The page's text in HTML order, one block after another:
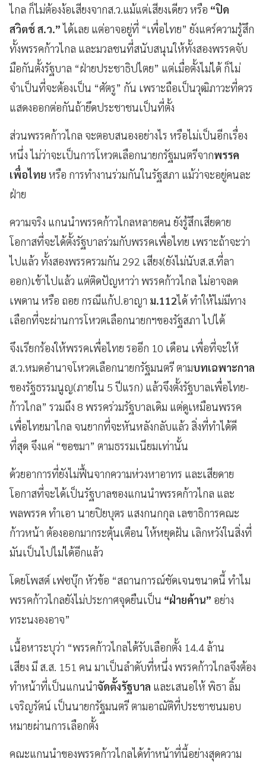
ไกล ก็ไม่ต้องง้อเสียงจากส.ว.แม้แต่เสียงเดียว หรือ “ปิด
สวิตช์ ส.ว.”ได้เลย แต่อาจอยู่ที่ “เพื่อไทย” ยังแคร์ความรู้สึก
ทั้งพรรคก้าวไกล และมวลชนที่สนับสนุนให้ทั้งสองพรรคจับ
มือกันตั้งรัฐบาล “ฝ่ายประชาธิปไตย” แต่เมื่อตั้งไม่ได้ ก็ไม่
จำเป็นที่จะต้องเป็น “ศัตรู” กัน เพราะถือเป็นวุฒิภาวะที่ควร
แสดงออกต่อกันถ้ายึดประชาชนเป็นที่ตั้ง
ส่วนพรรคก้าวไกล จะตอบสนองอย่างไร หรือไม่เป็นอีกเรื่อง
หนึ่ง ไม่ว่าจะเป็นการโหวตเลือกนายกรัฐมนตรีจากพรรค
เพื่อไทย หรือ การทำงานร่วมกันในรัฐสภา แม้ว่าจะอยู่คนละ
ฝ่าย
ความจริง แกนนำพรรคก้าวไกลหลายคน ยังรู้สึกเสียดาย
โอกาสที่จะได้ตั้งรัฐบาลร่วมกับพรรคเพื่อไทย เพราะถ้าจะว่า
ไปแล้ว ทั้งสองพรรครวมกัน 292 เสียง(ยังไม่นับส.ส.ที่ลา
ออก)เข้าไปแล้ว แต่ติดปัญหาว่า พรรคก้าวไกล ไม่อาจลด
เพดาน หรือ ถอย กรณีแก้ป.อาญา ม.112ได้ ทำให้ไม่มีทาง
เลือกที่จะผ่านการโหวตเลือกนายกฯของรัฐสภา ไปได้
จึงเรียกร้องให้พรรคเพื่อไทย รออีก 10 เดือน เพื่อที่จะให้
ส.ว.หมดอำนาจโหวตเลือกนายกรัฐมนตรี ตามบทเฉพาะกาล
ของรัฐธรรมนูญ(ภายใน 5 ปีแรก) แล้วจึงตั้งรัฐบาลเพื่อไทย-
ก้าวไกล” รวมถึง 8 พรรคร่วมรัฐบาลเดิม แต่ดูเหมือนพรรค
เพื่อไทยมาไกล จนยากที่จะหันหลังกลับแล้ว สิ่งที่ทำได้ดี
ที่สุด จึงแค่ “ขอขมา” ตามธรรมเนียมเท่านั้น
ด้วยอาการที่ยังไม่ฟื้นจากความห่วงหาอาทร และเสียดาย
โอกาสที่จะได้เป็นรัฐบาลของแกนนำพรรคก้าวไกล และ
พลพรรค ทำเอา นายปิยบุตร แสงกนกกุล เลขาธิการคณะ
ก้าวหน้า ต้องออกมากระตุ้นเตือน ให้หยุดฝัน เลิกหวังในสิ่งที่
มันเป็นไปไม่ได้อีกแล้ว
โดยโพสต์ เฟซบุ๊ก หัวข้อ “สถานการณ์ชัดเจนขนาดนี้ ทำไม
พรรคก้าวไกลยังไม่ประกาศจุดยืนเป็น “ฝ่ายค้าน” อย่าง
ทระนงองอาจ”
เนื้อหาระบุว่า “พรรคก้าวไกลได้รับเลือกตั้ง 14.4 ล้าน
เสียง มี ส.ส. 151 คน มาเป็นลำดับที่หนึ่ง พรรคก้าวไกลจึงต้อง
ทำหน้าที่เป็นแกนนำจัดตั้งรัฐบาล และเสนอให้ พิธา ลิ้ม
เจริญรัตน์ เป็นนายกรัฐมนตรี ตามอาณัติที่ประชาชนมอบ
หมายผ่านการเลือกตั้ง
คณะแกนนำของพรรคก้าวไกลได้ทำหน้าที่นี้อย่างสุดความ